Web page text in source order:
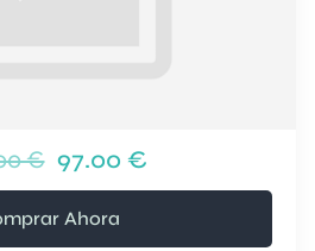
€ 97.00 €
Ahora